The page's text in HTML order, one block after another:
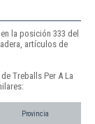
la posición 333 del
artículos de
Treballs Per A La
Provincia